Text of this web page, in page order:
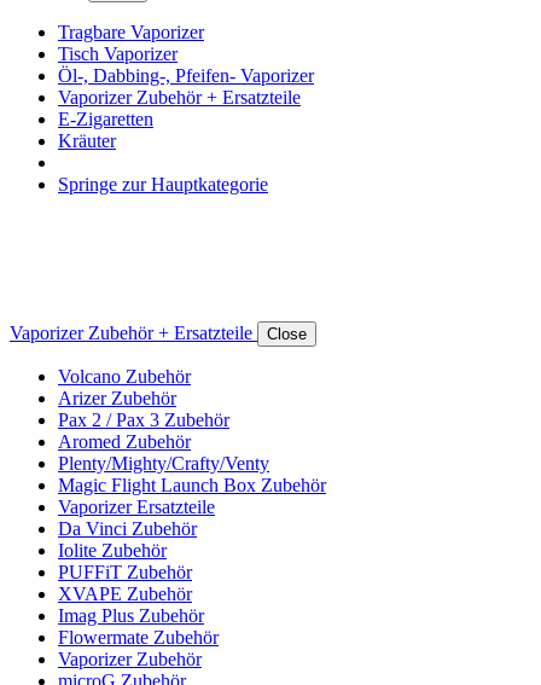
Tragbare Vaporizer
Tisch Vaporizer
Öl-, Dabbing-, Pfeifen- Vaporizer
Vaporizer Zubehör + Ersatzteile
E-Zigaretten
Kräuter
Springe zur Hauptkategorie
Vaporizer Zubehör + Ersatzteile Close
Volcano Zubehör
Arizer Zubehör
Pax 2 / Pax 3 Zubehör
Aromed Zubehör
Plenty/Mighty/Crafty/Venty
Magic Flight Launch Box Zubehör
Vaporizer Ersatzteile
Da Vinci Zubehör
Iolite Zubehör
PUFFiT Zubehör
XVAPE Zubehör
Imag Plus Zubehör
Flowermate Zubehör
Vaporizer Zubehör
microG Zubehör